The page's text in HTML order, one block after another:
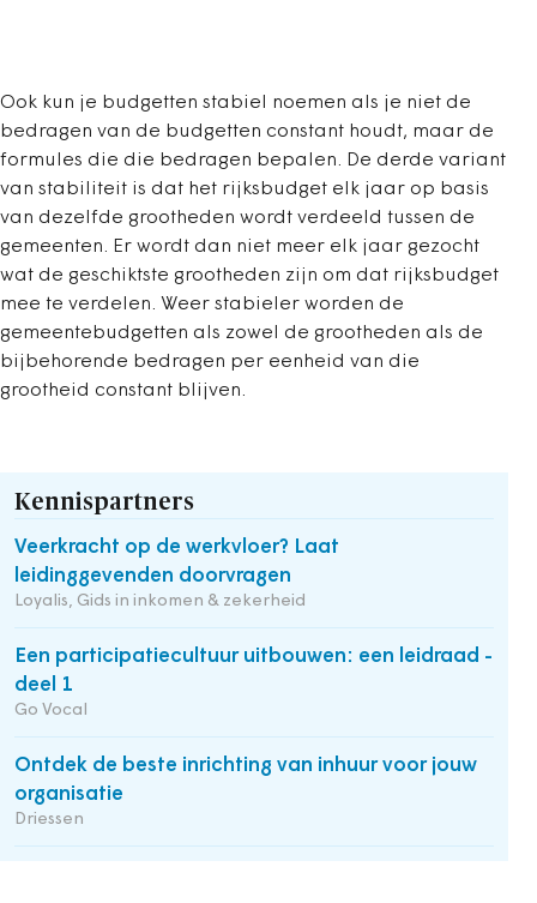
Ook kun je budgetten stabiel noemen als je niet de
bedragen van de budgetten constant houdt, maar de
formules die die bedragen bepalen. De derde variant
van stabiliteit is dat het rijksbudget elk jaar op basis
van dezelfde grootheden wordt verdeeld tussen de
gemeenten. Er wordt dan niet meer elk jaar gezocht
wat de geschiktste grootheden zijn om dat rijksbudget
mee te verdelen. Weer stabieler worden de
gemeentebudgetten als zowel de grootheden als de
bijbehorende bedragen per eenheid van die
grootheid constant blijven.
Kennispartners
Veerkracht op de werkvloer? Laat
leidinggevenden doorvragen
Loyalis, Gids in inkomen & zekerheid
Een participatiecultuur uitbouwen: een leidraad -
deel 1
Go Vocal
Ontdek de beste inrichting van inhuur voor jouw
organisatie
Driessen